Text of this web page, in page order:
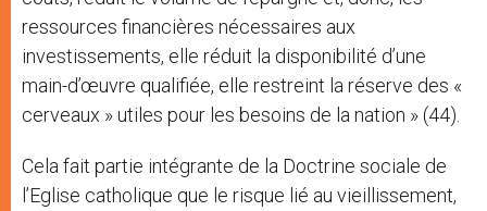
ressources financières nécessaires aux
investissements, elle réduit la disponibilité d’une
main-d’œuvre qualifiée, elle restreint la réserve des «
cerveaux » utiles pour les besoins de la nation » (44).
Cela fait partie intégrante de la Doctrine sociale de
l’Eglise catholique que le risque lié au vieillissement,